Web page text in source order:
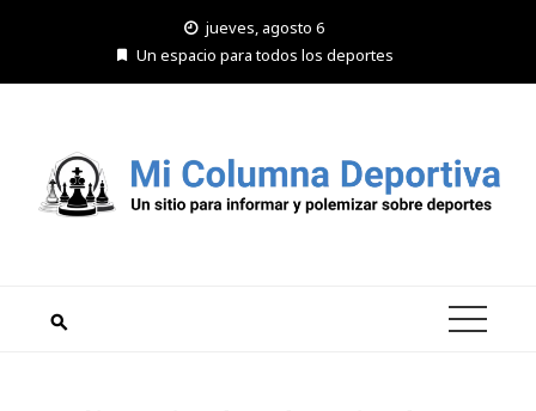
jueves, agosto 6
Un espacio para todos los deportes